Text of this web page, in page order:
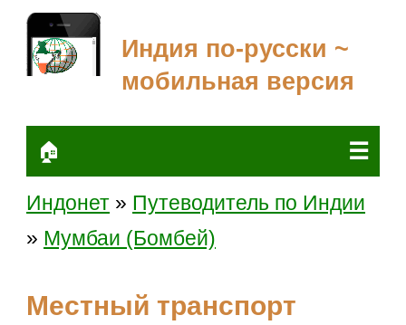
Индия по-русски ~
мобильная версия
🏠 ☰
Индонет » Путеводитель по Индии
» Мумбаи (Бомбей)
Местный транспорт